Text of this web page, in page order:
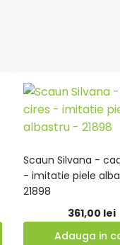
Scaun Silvana -
- imitatie piele
21898
361,00 lei
Adauga in
Adauga
in